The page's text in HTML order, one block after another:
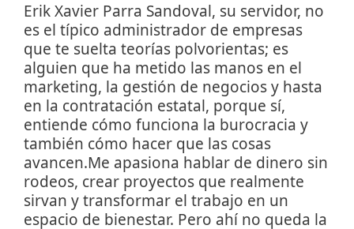
Erik Xavier Parra Sandoval, su servidor, no
es el típico administrador de empresas
que te suelta teorías polvorientas; es
alguien que ha metido las manos en el
marketing, la gestión de negocios y hasta
en la contratación estatal, porque sí,
entiende cómo funciona la burocracia y
también cómo hacer que las cosas
avancen.Me apasiona hablar de dinero sin
rodeos, crear proyectos que realmente
sirvan y transformar el trabajo en un
espacio de bienestar. Pero ahí no queda la